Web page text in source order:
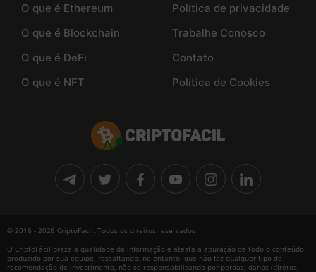
O que é Ethereum
O que é Blockchain
O que é DeFi
O que é NFT
Política de privacidade
Trabalhe Conosco
Contato
Política de Cookies
© 2016 - 2026 CriptoFacil. Todos os direitos reservados
O CriptoFácil preza a qualidade da informação e atesta a apuração de todo o conteúdo
produzido por sua equipe, ressaltando, no entanto, que não faz qualquer tipo de
recomendação de investimento, não se responsabilizando por perdas, danos (diretos,